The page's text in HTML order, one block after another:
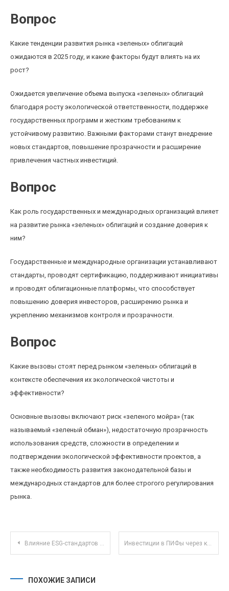
Вопрос
Какие тенденции развития рынка «зеленых» облигаций
ожидаются в 2025 году, и какие факторы будут влиять на их
рост?
Ожидается увеличение объема выпуска «зеленых» облигаций
благодаря росту экологической ответственности, поддержке
государственных программ и жестким требованиям к
устойчивому развитию. Важными факторами станут внедрение
новых стандартов, повышение прозрачности и расширение
привлечения частных инвестиций.
Вопрос
Как роль государственных и международных организаций влияет
на развитие рынка «зеленых» облигаций и создание доверия к
ним?
Государственные и международные организации устанавливают
стандарты, проводят сертификацию, поддерживают инициативы
и проводят облигационные платформы, что способствует
повышению доверия инвесторов, расширению рынка и
укреплению механизмов контроля и прозрачности.
Вопрос
Какие вызовы стоят перед рынком «зеленых» облигаций в
контексте обеспечения их экологической чистоты и
эффективности?
Основные вызовы включают риск «зеленого мойра» (так
называемый «зеленый обман»), недостаточную прозрачность
использования средств, сложности в определении и
подтверждении экологической эффективности проектов, а
также необходимость развития законодательной базы и
международных стандартов для более строгого регулирования
рынка.
Навигация по записям
Влияние ESG-стандартов на российский фондовый рынок и инвестиционные стратегии Инвестиции в ПИФы через краудфандинг: перспективы и риски для инвесторов
ПОХОЖИЕ ЗАПИСИ